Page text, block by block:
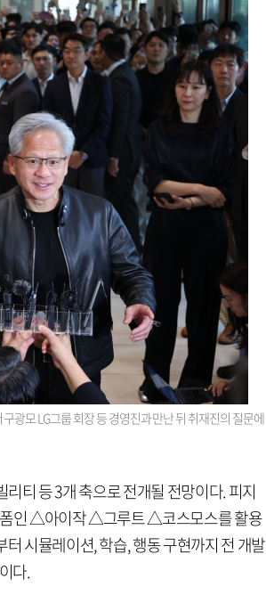
광모 LG그룹 회장 등 경영진과 만난 뒤 취재진의 질문에
리티 등 3개 축으로 전개될 전망이다. 피지
폼인 △아이작 △그루트 △코스모스를 활용
시뮬레이션, 학습, 행동 구현까지 전 개발
다.